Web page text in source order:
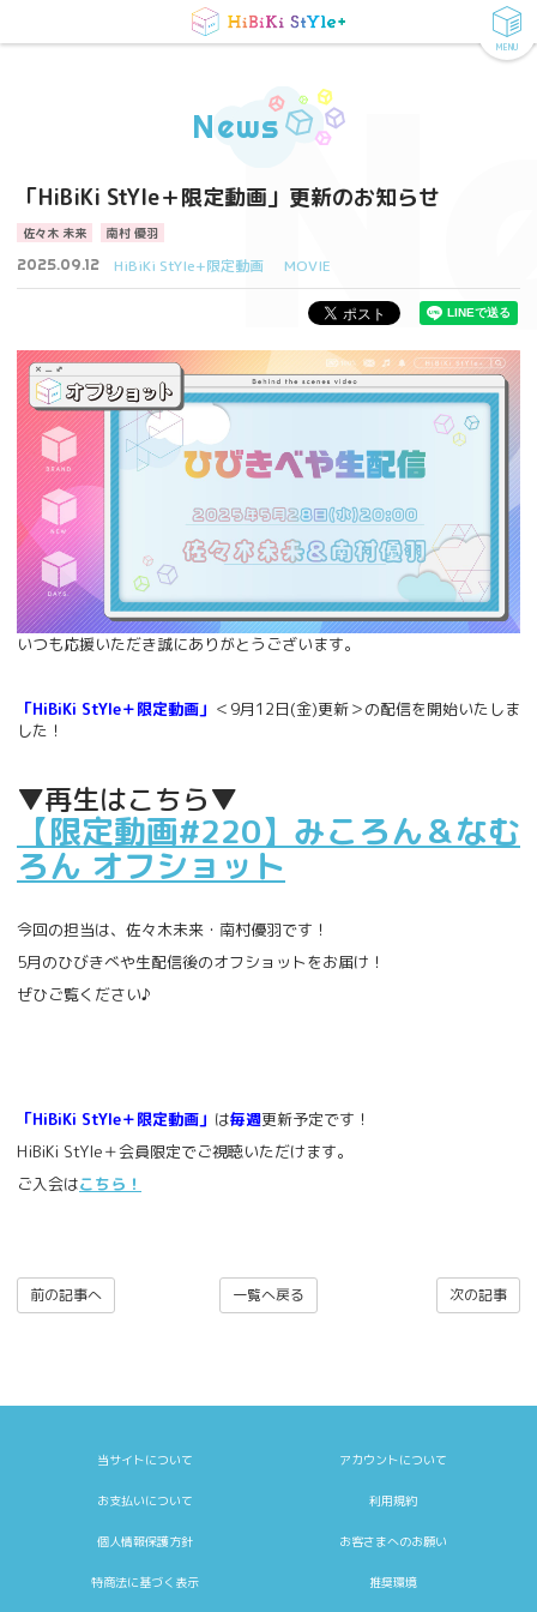
MENU
News
「HiBiKi StYle＋限定動画」更新のお知らせ
佐々木 未来 南村 優羽
2025.09.12 HiBiKi StYle+限定動画 MOVIE
いつも応援いただき誠にありがとうございます。
「HiBiKi StYle＋限定動画」 ＜9月12日(金)更新＞の配信を開始いたしま
した！
▼再生はこちら▼
【限定動画#220】みころん＆なむ
ろん オフショット
今回の担当は、佐々木未来・南村優羽です！
5月のひびきべや生配信後のオフショットをお届け！
ぜひご覧ください♪
「HiBiKi StYle＋限定動画」 は毎週更新予定です！
HiBiKi StYle＋会員限定でご視聴いただけます。
ご入会はこちら！
次の記事
一覧へ戻る
前の記事へ
当サイトについて アカウントについて
お支払いについて 利用規約
個人情報保護方針 お客さまへのお願い
特商法に基づく表示 推奨環境